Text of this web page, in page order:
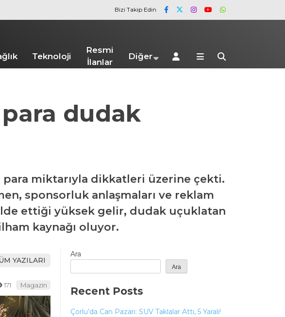
Bizi Takip Edin
Teknoloji
Resmi
İlanlar
Diğer
para dudak
miktarıyla dikkatleri üzerine çekti.
sponsorluk anlaşmaları ve reklam
ettiği yüksek gelir, dudak uçuklatan
kaynağı oluyor.
YAZILARI
171 Magazin
Ara
Ara
Recent Posts
Çorlu’da Can Pazarı: SUV Taklalar Attı, 5 Yaralı!